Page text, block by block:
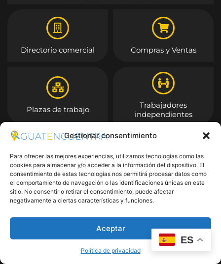
Gestionar consentimiento
Para ofrecer las mejores experiencias, utilizamos tecnologías como las
cookies para almacenar y/o acceder a la información del dispositivo. El
consentimiento de estas tecnologías nos permitirá procesar datos como
el comportamiento de navegación o las identificaciones únicas en este
sitio. No consentir o retirar el consentimiento, puede afectar
negativamente a ciertas características y funciones.
Aceptar
Política de privacidad
Directorio comercial Compras y Ventas
Plazas de trabajo
Trabajadores
independientes
Entrar
ES